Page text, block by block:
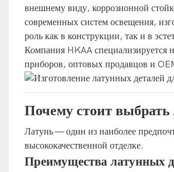
внешнему виду, коррозионной
современных систем освещения,
роль как в конструкции, так и в
Компания HKAA специализируется
приборов, оптовых продавцов и
Почему стоит
Латунь — один из наиболее
высококачественной отделке.
Преимущества латунных